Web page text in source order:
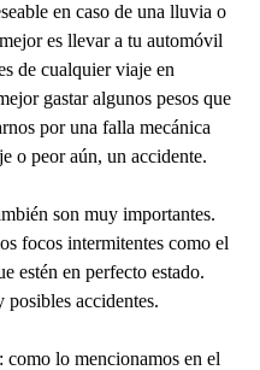
en caso de una lluvia o
es llevar a tu automóvil
de cualquier viaje en
gastar algunos pesos que
por una falla mecánica
o peor aún, un accidente.
son muy importantes.
focos intermitentes como el
estén en perfecto estado.
posibles accidentes.
: como lo mencionamos en el